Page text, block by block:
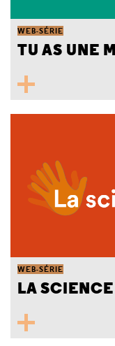
TU AS UNE
WEB-SÉRIE
LA
WEB-SÉRIE